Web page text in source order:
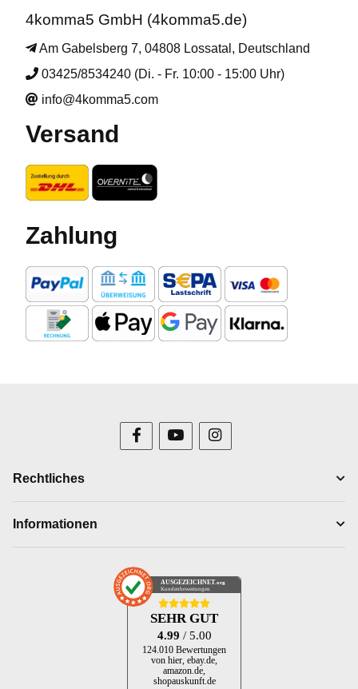
4komma5 GmbH (4komma5.de)
Am Gabelsberg 7, 04808 Lossatal, Deutschland
03425/8534240 (Di. - Fr. 10:00 - 15:00 Uhr)
info@4komma5.com
Versand
Zahlung
Rechtliches
Informationen
AUSGEZEICHNET .org
Kundenbewertungen
SEHR GUT
4.99 / 5.00
124.010 Bewertungen
von hier, ebay.de,
amazon.de,
shopauskunft.de